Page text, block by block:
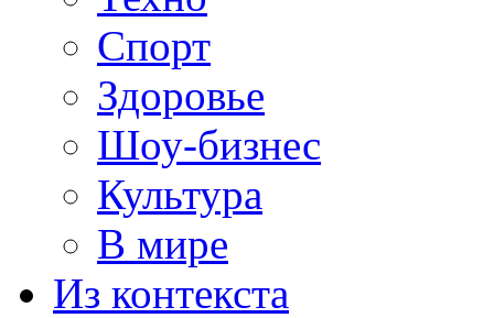
Спорт
Здоровье
Шоу-бизнес
Культура
В мире
Из контекста